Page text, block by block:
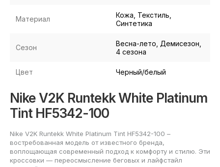
Материал
Кожа, Текстиль,
Синтетика
Сезон
Весна-лето, Демисезон,
4 сезона
Цвет Черный/белый
Nike V2K Runtekk White Platinum
Tint HF5342-100
Nike V2K Runtekk White Platinum Tint HF5342-100 –
востребованная модель от известного бренда,
воплощающая современный подход к комфорту и стилю. Эти
кроссовки — переосмысление беговых и лайфстайл